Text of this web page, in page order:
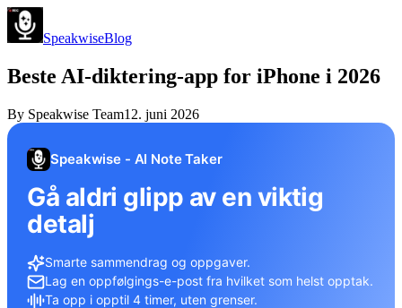
SpeakwiseBlog
Beste AI-diktering-app for iPhone i 2026
By Speakwise Team12. juni 2026
Speakwise - AI Note Taker
Gå aldri glipp av en viktig
detalj
Smarte sammendrag og oppgaver.
Lag en oppfølgings-e-post fra hvilket som helst opptak.
Ta opp i opptil 4 timer, uten grenser.